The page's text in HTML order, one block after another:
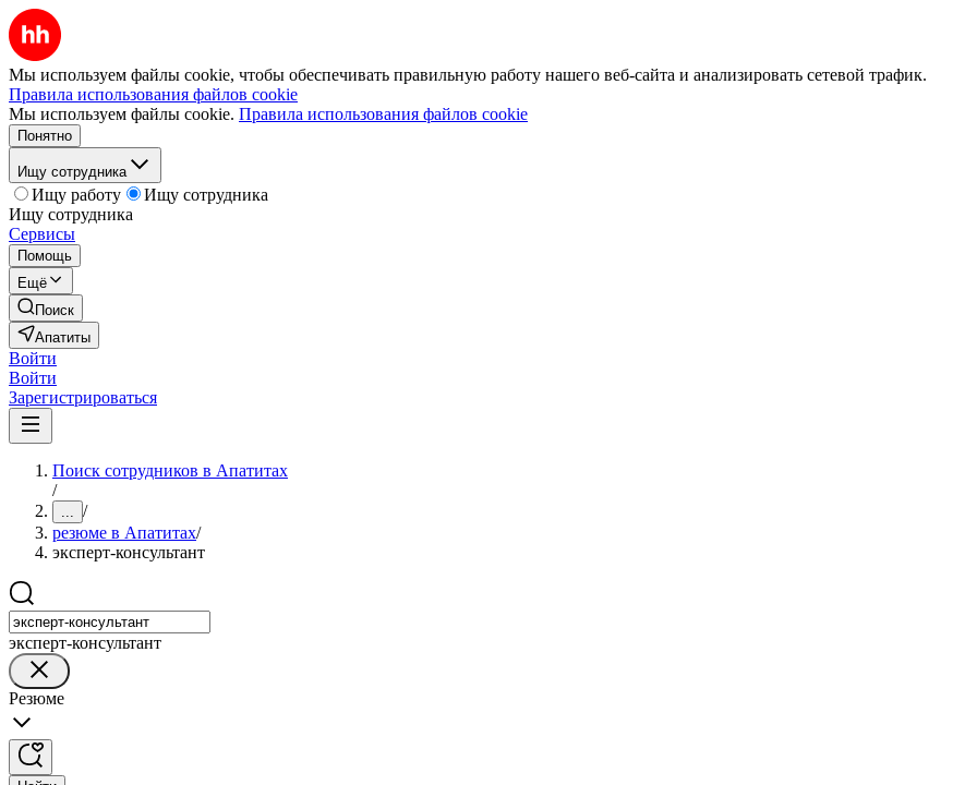
Мы используем файлы cookie, чтобы обеспечивать правильную работу нашего веб-сайта и анализировать сетевой трафик.
Правила использования файлов cookie
Мы используем файлы cookie. Правила использования файлов cookie
Понятно
Ищу сотрудника
Ищу работу
Ищу сотрудника
Ищу сотрудника
Сервисы
Помощь
Ещё
Поиск
Апатиты
Войти
Войти
Зарегистрироваться
Поиск сотрудников в Апатитах
/
... /
резюме в Апатитах/
эксперт-консультант
эксперт-консультант
Резюме